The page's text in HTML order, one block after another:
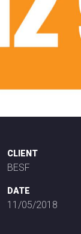
CLIENT
BESF
DATE
11/05/2018